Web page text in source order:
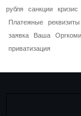
рубля
санкции кризис
Платежные
реквизиты
заявка
Ваша
приватизация